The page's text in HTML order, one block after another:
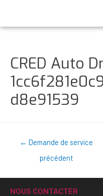
CRED Auto
d8e91539
← Demande de service
précédent
NOUS CONTACTER